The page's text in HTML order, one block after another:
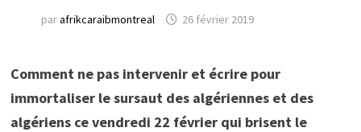
parafrikcaraibmontreal 26 février 2019
Comment ne pas intervenir et écrire pour
immortaliser le sursaut des algériennes et des
algériens ce vendredi 22 février qui brisent le